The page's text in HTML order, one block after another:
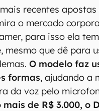
recentes apostas
o mercado
para isso ela
mesmo que dê para
O modelo faz
formas, ajudando a
da voz pelo
de R$ 3.000, o